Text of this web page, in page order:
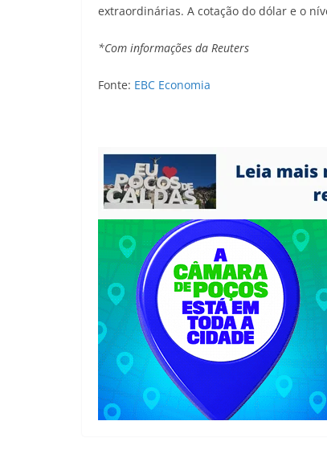
extraordinárias. A cotação do dólar e o
*Com informações da Reuters
Fonte: EBC Economia